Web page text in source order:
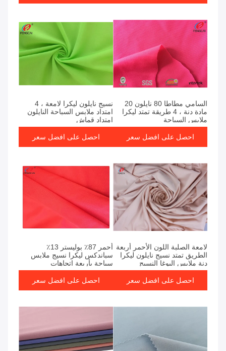
السامي مطاطا 80 نايلون 20
مادة دنة ، 4 طريقة تمتد ليكرا
ملابس السباحة
احصل على افضل سعر
نسيج نايلون ليكرا لامعة ، 4
امتداد ملابس السباحة النايلون
امتداد قماش
احصل على افضل سعر
لامعة الصلبة اللون الأحمر أربعة
الطريق تمتد نسيج نايلون ليكرا
دنة ملابس اليوغا النسيج
احصل على افضل سعر
أحمر 87٪ بوليستر 13٪
سباندكس ليكرا نسيج ملابس
سباحة بأربعة اتجاهات
احصل على افضل سعر